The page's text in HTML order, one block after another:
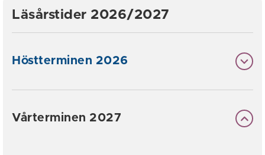
Läsårstider 2026/2027
Höstterminen 2026
Vårterminen 2027